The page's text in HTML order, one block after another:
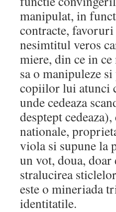
manipulat, in
contracte,
nesimtitul veros
miere, din ce in
sa o manipuleze
copiilor lui atunci
unde cedeaza
desptept
nationale,
viola si supune la
un vot, doua,
stralucirea
este o mineriada
identitatile.